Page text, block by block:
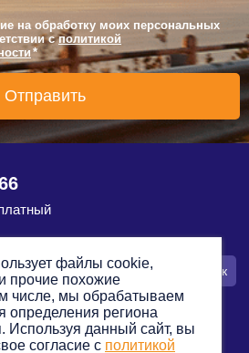
на обработку моих персональных
сполитикой
*
Оставить заявку Заказать звонок
файлы cookie,
прочие похожие
числе, мы обрабатываем
определения региона
Используя данный сайт, вы
согласие с политикой